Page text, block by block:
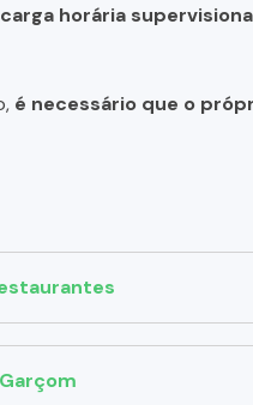
carga horária
é necessário que o